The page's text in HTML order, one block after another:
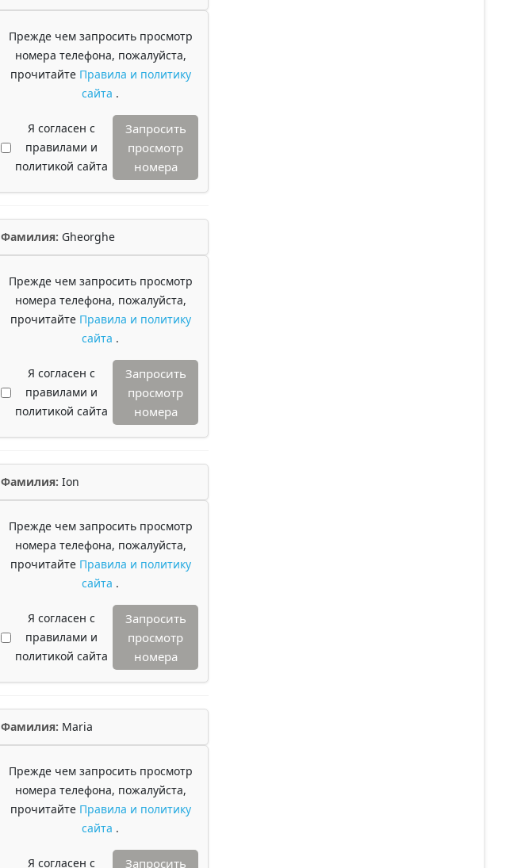
Прежде чем запросить просмотр
номера телефона, пожалуйста,
прочитайте Правила и политику
сайта .
Я согласен с
правилами и
политикой сайта
Запросить
просмотр
номера
Фамилия: Gheorghe
Прежде чем запросить просмотр
номера телефона, пожалуйста,
прочитайте Правила и политику
сайта .
Я согласен с
правилами и
политикой сайта
Запросить
просмотр
номера
Фамилия: Ion
Прежде чем запросить просмотр
номера телефона, пожалуйста,
прочитайте Правила и политику
сайта .
Я согласен с
правилами и
политикой сайта
Запросить
просмотр
номера
Фамилия: Maria
Прежде чем запросить просмотр
номера телефона, пожалуйста,
прочитайте Правила и политику
сайта .
Я согласен с Запросить